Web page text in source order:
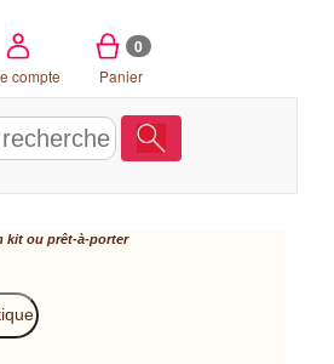
compte
0
Panier
kit ou prêt-à-porter